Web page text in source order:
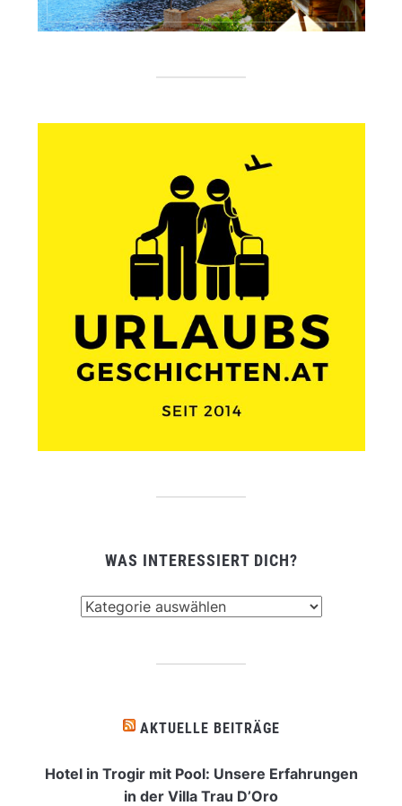
WAS INTERESSIERT DICH?
AKTUELLE BEITRÄGE
Hotel in Trogir mit Pool: Unsere Erfahrungen
in der Villa Trau D’Oro